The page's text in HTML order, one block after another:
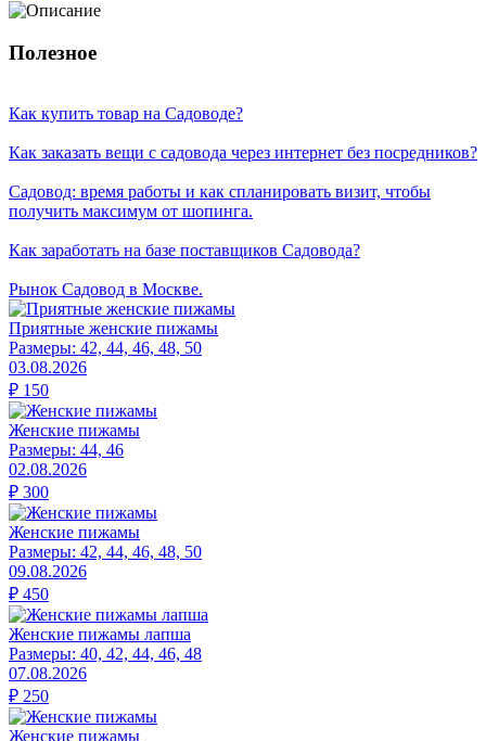
Полезное
Как купить товар на Cадоводе?
Как заказать вещи с садовода через интернет без посредников?
Садовод: время работы и как спланировать визит, чтобы
получить максимум от шопинга.
Как заработать на базе поставщиков Садовода?
Рынок Садовод в Москве.
Приятные женские пижамы
Размеры: 42, 44, 46, 48, 50
03.08.2026
₽ 150
Женские пижамы
Размеры: 44, 46
02.08.2026
₽ 300
Женские пижамы
Размеры: 42, 44, 46, 48, 50
09.08.2026
₽ 450
Женские пижамы лапша
Размеры: 40, 42, 44, 46, 48
07.08.2026
₽ 250
Женские пижамы